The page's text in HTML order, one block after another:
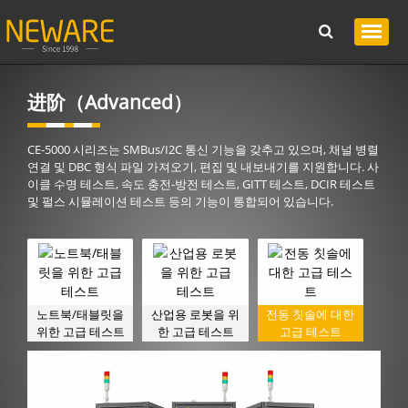
进阶（Advanced）
CE-5000 시리즈는 SMBus/I2C 통신 기능을 갖추고 있으며, 채널 병렬
연결 및 DBC 형식 파일 가져오기, 편집 및 내보내기를 지원합니다. 사
이클 수명 테스트, 속도 충전-방전 테스트, GITT 테스트, DCIR 테스트
및 펄스 시뮬레이션 테스트 등의 기능이 통합되어 있습니다.
노트북/태블릿을
위한 고급 테스트
산업용 로봇을 위
한 고급 테스트
전동 칫솔에 대한
고급 테스트